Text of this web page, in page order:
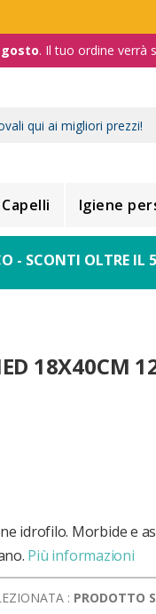
. Il tuo ordine verrà
Capelli Igiene
- SCONTI OLTRE IL
18X40CM
idrofilo. Morbide e
Più informazioni
: PRODOTTO